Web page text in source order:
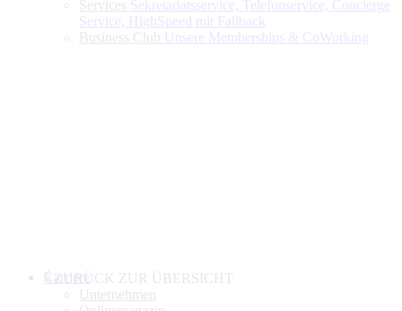
Services Sekretariatsservice, Telefonservice, Concierge
Service, HighSpeed mit Fallback
Business Club Unsere Memberships & CoWorking
ZURÜCK ZUR ÜBERSICHT
Unternehmen
Karriere